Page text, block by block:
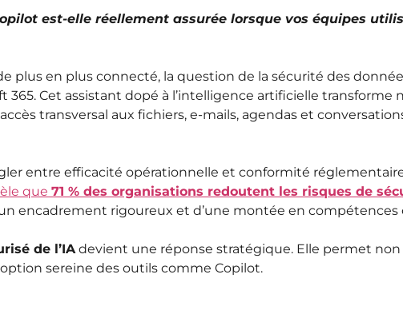
est-elle réellement assurée lorsque vos équipes
plus en plus connecté, la question de la sécurité des
Cet assistant dopé à l’intelligence artificielle transforme
transversal aux fichiers, e-mails, agendas et
entre efficacité opérationnelle et conformité
que 71 % des organisations redoutent les risques de
encadrement rigoureux et d’une montée en compétences
de l’IAdevient une réponse stratégique. Elle permet
sereine des outils comme Copilot.